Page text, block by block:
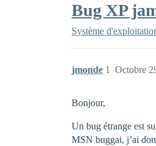
Bug XP
Système
jmonde Octobre
1
Bonjour,
Un bug étrange est
MSN buggai, j’ai